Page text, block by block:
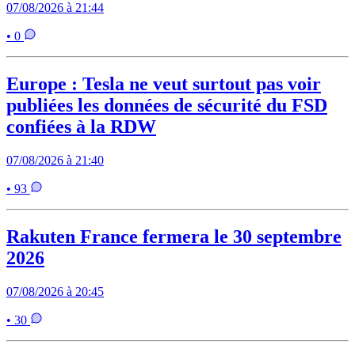
07/08/2026 à 21:44
• 0
Europe : Tesla ne veut surtout pas voir
publiées les données de sécurité du FSD
confiées à la RDW
07/08/2026 à 21:40
• 93
Rakuten France fermera le 30 septembre
2026
07/08/2026 à 20:45
• 30